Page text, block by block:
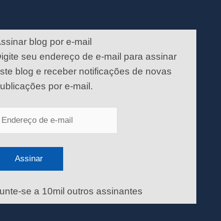
blog por e-mail
seu endereço de e-mail para assinar
blog e receber notificações de novas
por e-mail.
Assinar
se a 10mil outros assinantes